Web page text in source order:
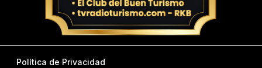
Política de Privacidad